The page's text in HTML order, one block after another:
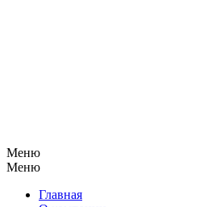
Меню
Меню
Главная